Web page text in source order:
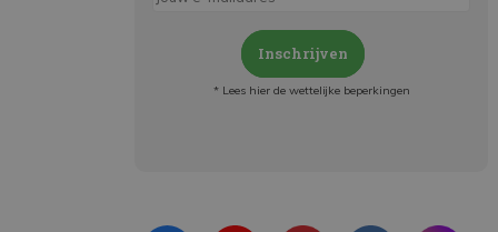
Inschrijven
* Lees hier de wettelijke beperkingen